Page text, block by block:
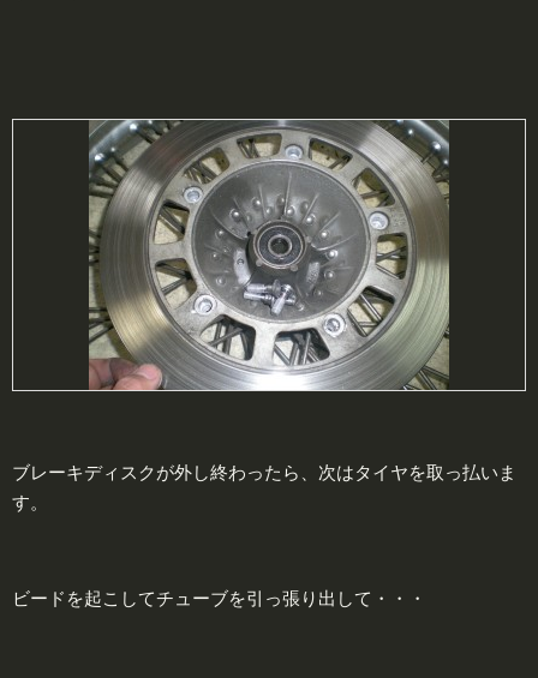
ブレーキディスクが外し終わったら、次はタイヤを取っ払いま
す。
ビードを起こしてチューブを引っ張り出して・・・